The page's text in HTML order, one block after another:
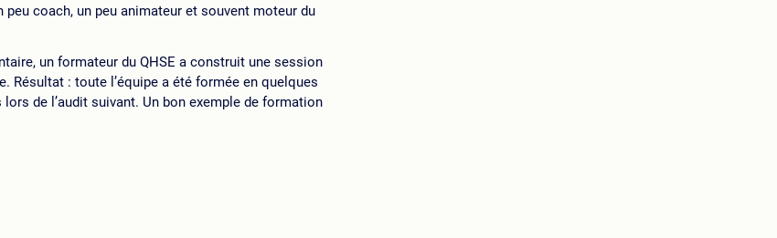
peu coach, un peu animateur et souvent moteur du
un formateur du QHSE a construit une session
Résultat : toute l’équipe a été formée en quelques
de l’audit suivant. Un bon exemple de formation